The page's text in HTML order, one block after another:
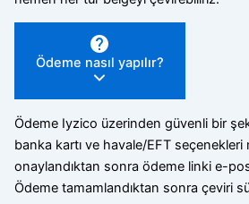
Ödeme nasıl yapılır?
Ödeme Iyzico üzerinden güvenli bir
banka kartı ve havale/EFT seçenekleri
onaylandıktan sonra ödeme linki e-
Ödeme tamamlandıktan sonra çeviri